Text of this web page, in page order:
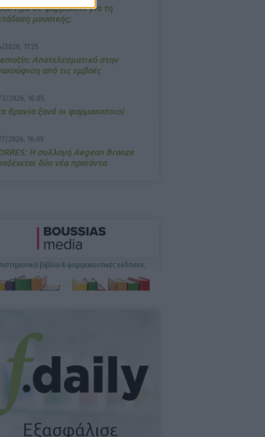
σε φαρμακείο για τη
μουσικής;
2026, 17:25
Αποτελεσματικό στην
από τις εμβοές
3/2026, 16:05
θρανία ξανά οι φαρμακοποιοί
7/2026, 16:05
Η συλλογή Aegean Bronze
δύο νέα προϊόντα